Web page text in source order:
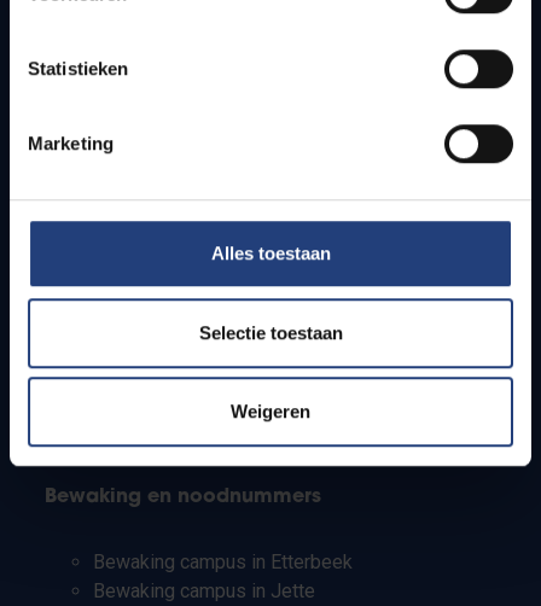
Statistieken
Marketing
Alles toestaan
Selectie toestaan
Weigeren
Bereikbaarheid
Studenten
PhD-studenten
Leerkrachten en secundaire scholen
Bewaking en noodnummers
Bewaking campus in Etterbeek
Bewaking campus in Jette